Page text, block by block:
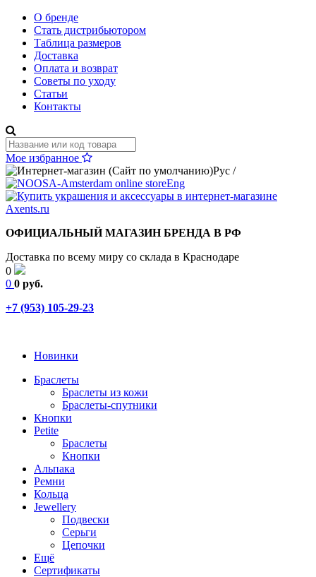
О бренде
Стать дистрибьютором
Таблица размеров
Доставка
Оплата и возврат
Советы по уходу
Статьи
Контакты
Мое избранное
Рус /
Eng
ОФИЦИАЛЬНЫЙ МАГАЗИН БРЕНДА В РФ
Доставка по всему миру со склада в Краснодаре
0
0 0 руб.
+7 (953) 105-29-23
Новинки
Браслеты
Браслеты из кожи
Браслеты-спутники
Кнопки
Petite
Браслеты
Кнопки
Альпака
Ремни
Кольца
Jewellery
Подвески
Серьги
Цепочки
Ещё
Сертификаты